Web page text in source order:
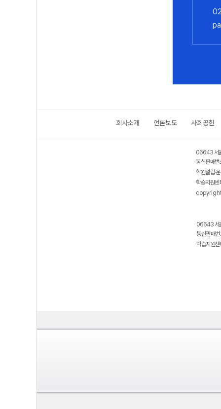
회사소개 언론보도 사회공헌
06643 서
통신판매
학원설립·
학습지원
06643 서
통신판매
학습지원